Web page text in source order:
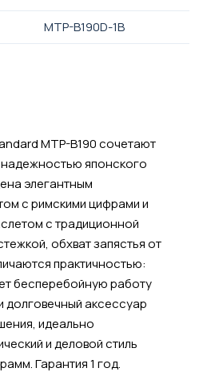
MTP-B190D-1B
MTP-B190 сочетают
надежностью японского
элегантным
с римскими цифрами и
с традиционной
обхват запястья от
практичностью:
бесперебойную работу
долговечный аксессуар
идеально
и деловой стиль
Гарантия 1 год.